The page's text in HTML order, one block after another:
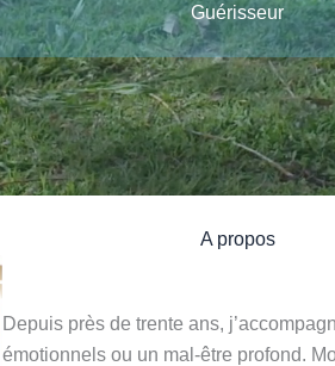
Guérisseur
A propos
Depuis près de trente ans,
émotionnels ou un mal-être profond.